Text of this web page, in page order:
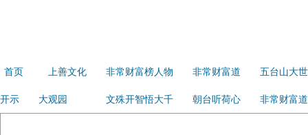
首页 上善文化 非常财富榜人物 非常财富道 五台山大
开示 大观园 文殊开智悟大千 朝台听荷心 非常财富